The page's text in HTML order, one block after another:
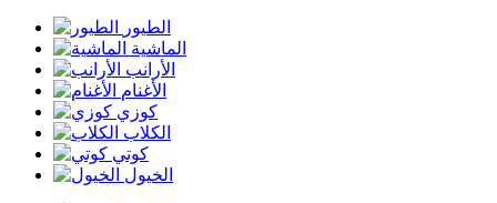
الطيور
الماشية
الأرانب
الأغنام
كوزي
الكلاب
كوتي
الخيول